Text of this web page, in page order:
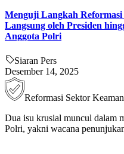
Menguji Langkah
Langsung oleh Presiden
Anggota Polri
Siaran Pers
Desember 14, 2025
Reformasi Sektor
Dua isu krusial muncul dalam
Polri, yakni wacana